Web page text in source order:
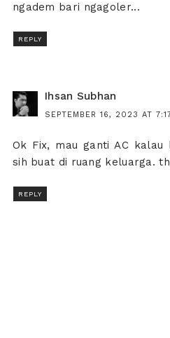
ngadem bari ngagoler...
REPLY
Ihsan Subhan
SEPTEMBER 16, 2023 AT
Ok Fix, mau ganti AC kalau
sih buat di ruang keluarga.
REPLY